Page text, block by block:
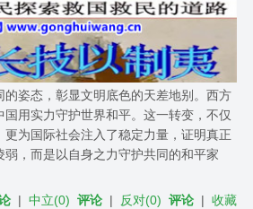
姿态，彰显文明底色的天差地别。西方
用实力守护世界和平。这一转变，不仅
为国际社会注入了稳定力量，证明真正
弱，而是以自身之力守护共同的和平家
|中立(0) 评论 | 反对(0) 评论 |收藏